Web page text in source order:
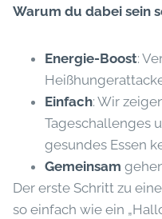
Warum du dabei sein
Energie-Boost:
Einfach: Wir
Tageschallenges
gesundes Essen
Gemeinsam
Der erste Schritt zu
so einfach wie ein